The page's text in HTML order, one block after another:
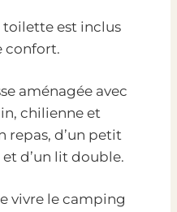
toilette est inclus
confort.
aménagée avec
chilienne et
repas, d’un petit
d’un lit double.
vivre le camping